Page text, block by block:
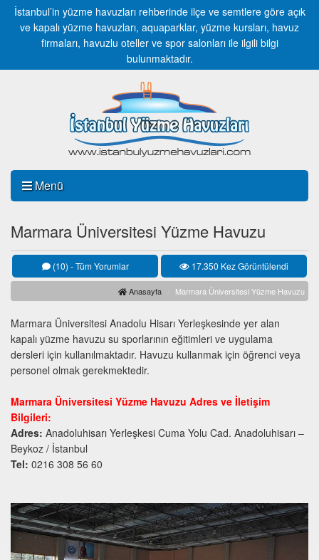
İstanbul’in yüzme havuzları rehberinde ilçe ve semtlere göre açık
ve kapalı yüzme havuzları, aquaparklar, yüzme kursları, havuz
firmaları, havuzlu oteller ve spor salonları ile ilgili bilgi
bulunmaktadır.
Menü
Marmara Üniversitesi Yüzme Havuzu
(10) - Tüm Yorumlar 17.350 Kez Görüntülendi
Anasayfa Marmara Üniversitesi Yüzme Havuzu
Marmara Üniversitesi Anadolu Hisarı Yerleşkesinde yer alan
kapalı yüzme havuzu su sporlarının eğitimleri ve uygulama
dersleri için kullanılmaktadır. Havuzu kullanmak için öğrenci veya
personel olmak gerekmektedir.
Marmara Üniversitesi Yüzme Havuzu Adres ve İletişim
Bilgileri:
Adres: Anadoluhisarı Yerleşkesi Cuma Yolu Cad. Anadoluhisarı –
Beykoz / İstanbul
Tel: 0216 308 56 60